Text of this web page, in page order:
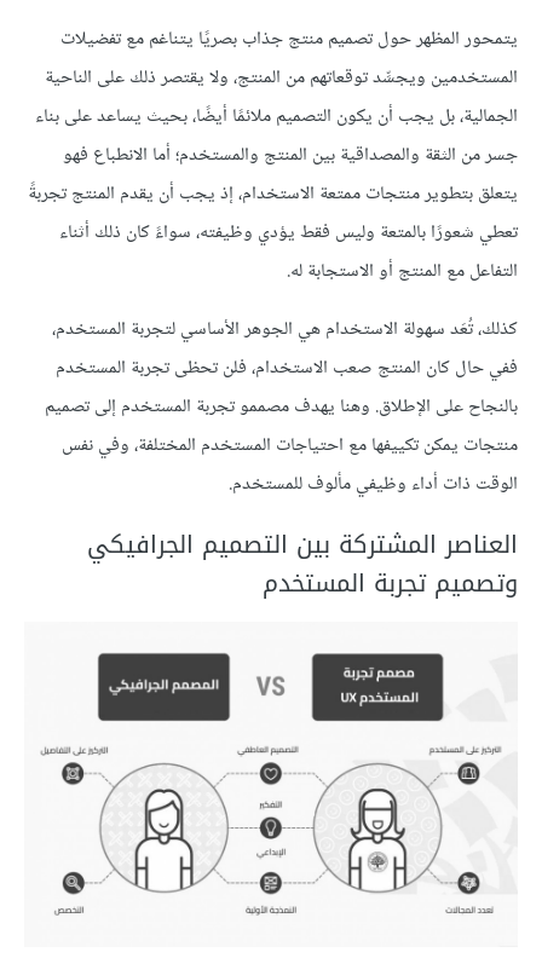
يتمحور المظهر حول تصميم منتج جذاب بصريًا يتناغم مع تفضيلات
المستخدمين ويجسِّد توقعاتهم من المنتج، ولا يقتصر ذلك على الناحية
الجمالية، بل يجب أن يكون التصميم ملائمًا أيضًا، بحيث يساعد على بناء
جسر من الثقة والمصداقية بين المنتج والمستخدم؛ أما الانطباع فهو
يتعلق بتطوير منتجات ممتعة الاستخدام، إذ يجب أن يقدم المنتج تجربةً
تعطي شعورًا بالمتعة وليس فقط يؤدي وظيفته، سواءً كان ذلك أثناء
التفاعل مع المنتج أو الاستجابة له.
كذلك، تُعَد سهولة الاستخدام هي الجوهر الأساسي لتجربة المستخدم،
ففي حال كان المنتج صعب الاستخدام، فلن تحظى تجربة المستخدم
بالنجاح على الإطلاق. وهنا يهدف مصممو تجربة المستخدم إلى تصميم
منتجات يمكن تكييفها مع احتياجات المستخدم المختلفة، وفي نفس
الوقت ذات أداء وظيفي مألوف للمستخدم.
العناصر المشتركة بين التصميم الجرافيكي
وتصميم تجربة المستخدم